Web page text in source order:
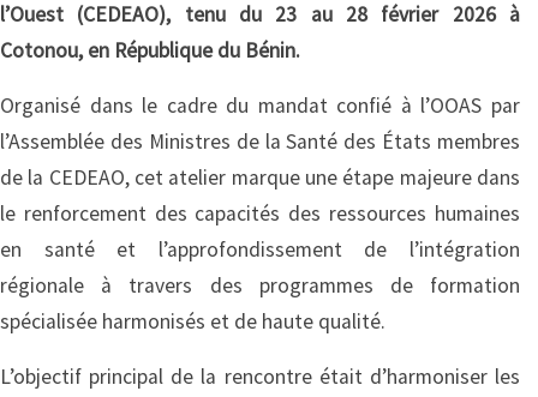
l’Ouest (CEDEAO), tenu du 23 au 28 février 2026 à
Cotonou, en République du Bénin.
Organisé dans le cadre du mandat confié à l’OOAS par
l’Assemblée des Ministres de la Santé des États membres
de la CEDEAO, cet atelier marque une étape majeure dans
le renforcement des capacités des ressources humaines
en santé et l’approfondissement de l’intégration
régionale à travers des programmes de formation
spécialisée harmonisés et de haute qualité.
L’objectif principal de la rencontre était d’harmoniser les